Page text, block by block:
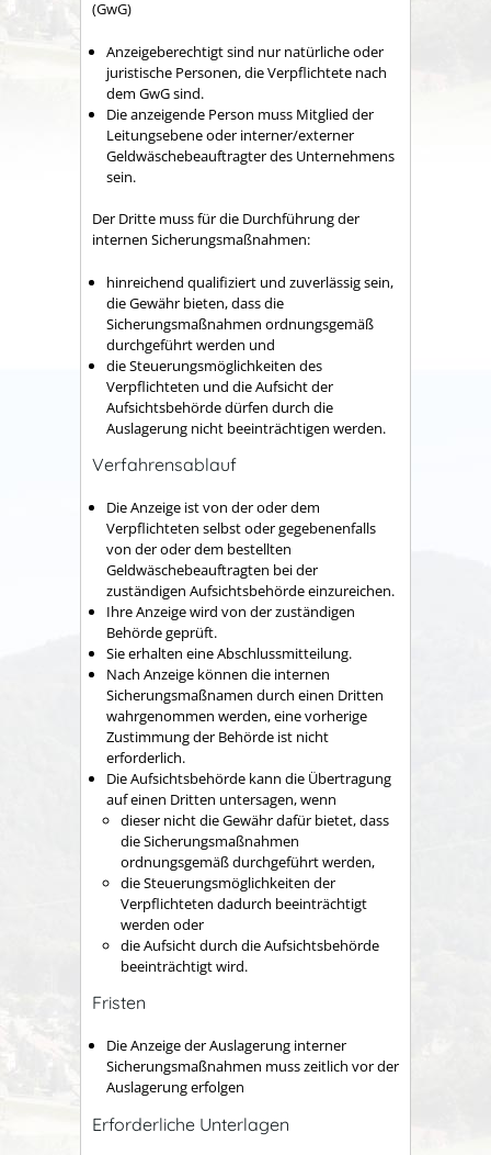
(GwG)
Anzeigeberechtigt sind nur natürliche oder
juristische Personen, die Verpflichtete nach
dem GwG sind.
Die anzeigende Person muss Mitglied der
Leitungsebene oder interner/externer
Geldwäschebeauftragter des Unternehmens
sein.
Der Dritte muss für die Durchführung der
internen Sicherungsmaßnahmen:
hinreichend qualifiziert und zuverlässig sein,
die Gewähr bieten, dass die
Sicherungsmaßnahmen ordnungsgemäß
durchgeführt werden und
die Steuerungsmöglichkeiten des
Verpflichteten und die Aufsicht der
Aufsichtsbehörde dürfen durch die
Auslagerung nicht beeinträchtigen werden.
Verfahrensablauf
Die Anzeige ist von der oder dem
Verpflichteten selbst oder gegebenenfalls
von der oder dem bestellten
Geldwäschebeauftragten bei der
zuständigen Aufsichtsbehörde einzureichen.
Ihre Anzeige wird von der zuständigen
Behörde geprüft.
Sie erhalten eine Abschlussmitteilung.
Nach Anzeige können die internen
Sicherungsmaßnamen durch einen Dritten
wahrgenommen werden, eine vorherige
Zustimmung der Behörde ist nicht
erforderlich.
Die Aufsichtsbehörde kann die Übertragung
auf einen Dritten untersagen, wenn
dieser nicht die Gewähr dafür bietet, dass
die Sicherungsmaßnahmen
ordnungsgemäß durchgeführt werden,
die Steuerungsmöglichkeiten der
Verpflichteten dadurch beeinträchtigt
werden oder
die Aufsicht durch die Aufsichtsbehörde
beeinträchtigt wird.
Fristen
Die Anzeige der Auslagerung interner
Sicherungsmaßnahmen muss zeitlich vor der
Auslagerung erfolgen
Erforderliche Unterlagen